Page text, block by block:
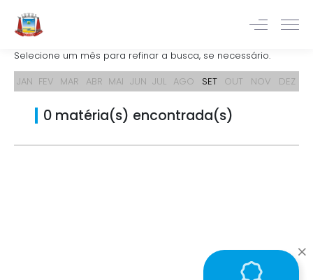
Selecione um mês para refinar a busca, se necessário.
JAN FEV MAR ABR MAI JUN JUL AGO SET OUT NOV DEZ
0 matéria(s) encontrada(s)